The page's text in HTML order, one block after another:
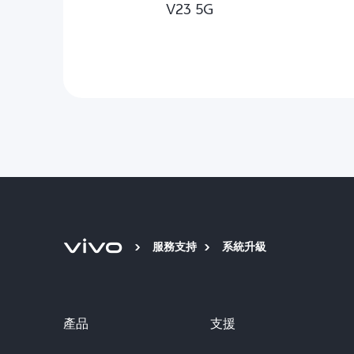
V23 5G
服務支持 系統升級
產品 支援